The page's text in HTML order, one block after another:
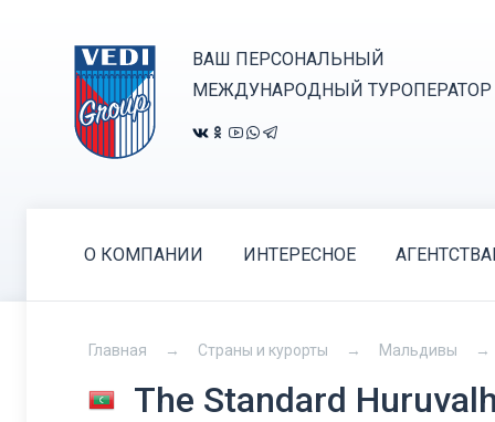
ВАШ ПЕРСОНАЛЬНЫЙ
МЕЖДУНАРОДНЫЙ ТУРОПЕРАТОР
О КОМПАНИИ ИНТЕРЕСНОЕ
Главная Страны и курорты Мальдивы
The Standard